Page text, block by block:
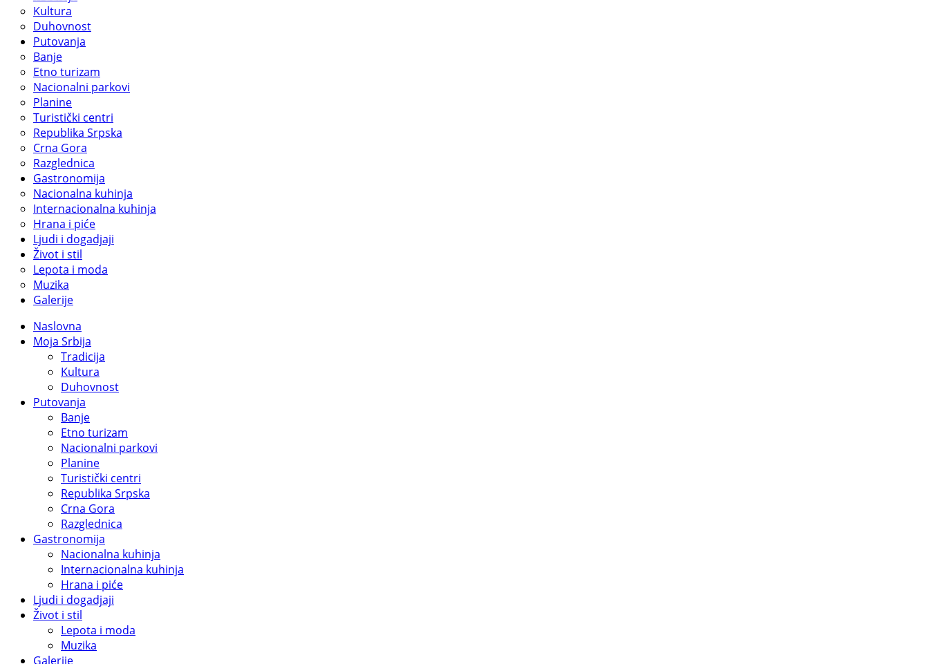
Kultura
Duhovnost
Putovanja
Banje
Etno turizam
Nacionalni parkovi
Planine
Turistički centri
Republika Srpska
Crna Gora
Razglednica
Gastronomija
Nacionalna kuhinja
Internacionalna kuhinja
Hrana i piće
Ljudi i dogadjaji
Život i stil
Lepota i moda
Muzika
Galerije
Naslovna
Moja Srbija
Tradicija
Kultura
Duhovnost
Putovanja
Banje
Etno turizam
Nacionalni parkovi
Planine
Turistički centri
Republika Srpska
Crna Gora
Razglednica
Gastronomija
Nacionalna kuhinja
Internacionalna kuhinja
Hrana i piće
Ljudi i dogadjaji
Život i stil
Lepota i moda
Muzika
Galerije